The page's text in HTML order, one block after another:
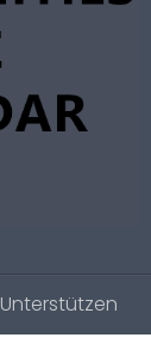
Unterstützen